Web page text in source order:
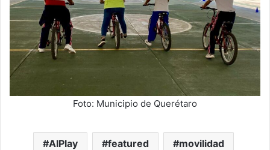
Foto: Municipio de Querétaro
AIPlay featured movilidad